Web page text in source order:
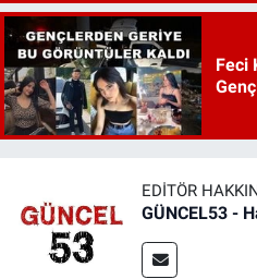
Feci
EDITÖR
GÜNCEL53 -